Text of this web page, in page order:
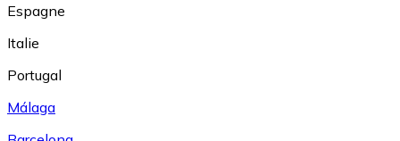
Espagne
Italie
Portugal
Málaga